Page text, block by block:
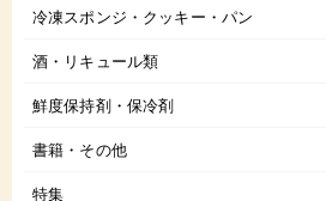
冷凍スポンジ・クッキー・パン
酒・リキュール類
鮮度保持剤・保冷剤
書籍・その他
特集